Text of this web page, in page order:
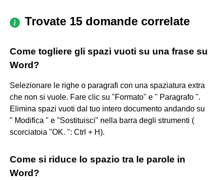
Trovate 15 domande correlate
Come togliere gli spazi vuoti su una frase su
Word?
Selezionare le righe o paragrafi con una spaziatura extra
che non si vuole. Fare clic su "Formato" e " Paragrafo ".
Elimina spazi vuoti dal tuo intero documento andando su
" Modifica " e "Sostituisci" nella barra degli strumenti (
scorciatoia "OK. ": Ctrl + H).
Come si riduce lo spazio tra le parole in
Word?